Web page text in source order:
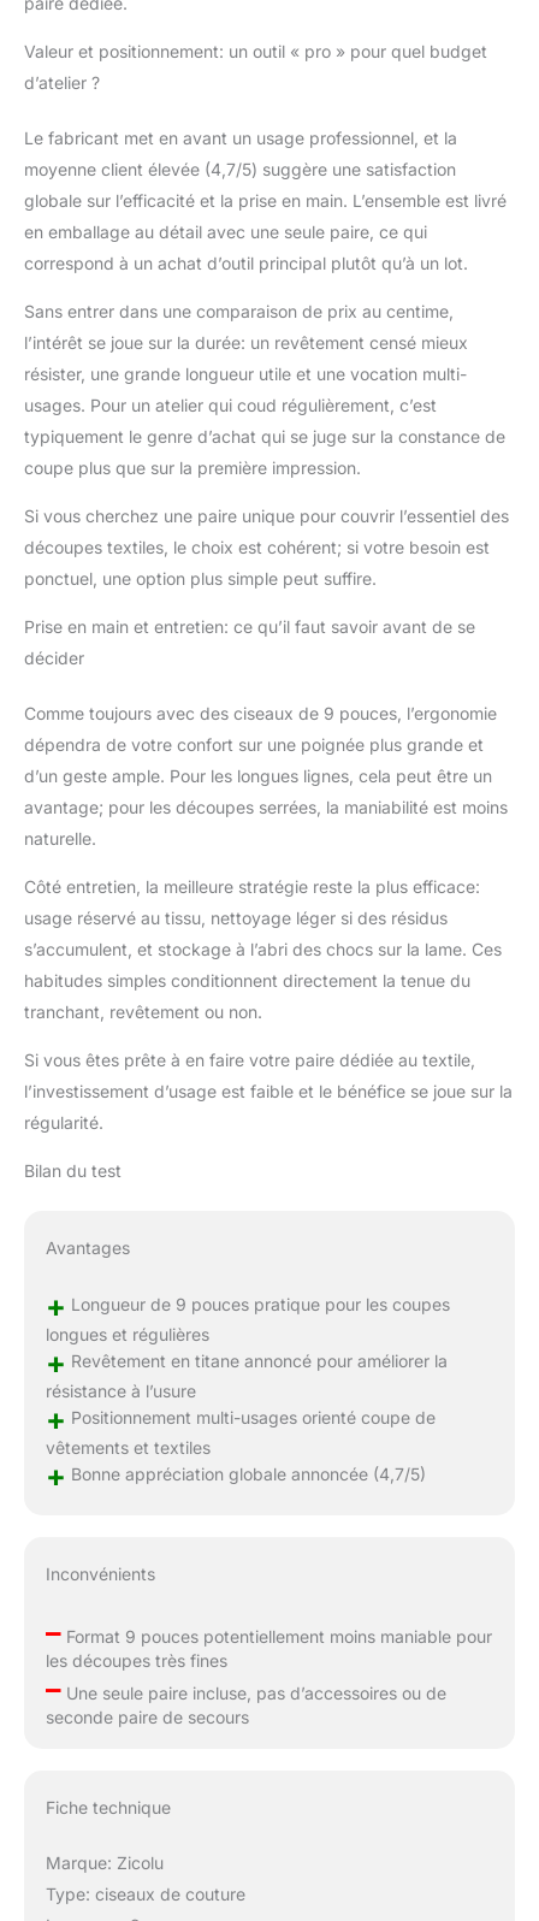
Valeur et positionnement: un outil « pro » pour quel budget
d’atelier ?
Le fabricant met en avant un usage professionnel, et la
moyenne client élevée (4,7/5) suggère une satisfaction
globale sur l’efficacité et la prise en main. L’ensemble est livré
en emballage au détail avec une seule paire, ce qui
correspond à un achat d’outil principal plutôt qu’à un lot.
Sans entrer dans une comparaison de prix au centime,
l’intérêt se joue sur la durée: un revêtement censé mieux
résister, une grande longueur utile et une vocation multi-
usages. Pour un atelier qui coud régulièrement, c’est
typiquement le genre d’achat qui se juge sur la constance de
coupe plus que sur la première impression.
Si vous cherchez une paire unique pour couvrir l’essentiel des
découpes textiles, le choix est cohérent; si votre besoin est
ponctuel, une option plus simple peut suffire.
Prise en main et entretien: ce qu’il faut savoir avant de se
décider
Comme toujours avec des ciseaux de 9 pouces, l’ergonomie
dépendra de votre confort sur une poignée plus grande et
d’un geste ample. Pour les longues lignes, cela peut être un
avantage; pour les découpes serrées, la maniabilité est moins
naturelle.
Côté entretien, la meilleure stratégie reste la plus efficace:
usage réservé au tissu, nettoyage léger si des résidus
s’accumulent, et stockage à l’abri des chocs sur la lame. Ces
habitudes simples conditionnent directement la tenue du
tranchant, revêtement ou non.
Si vous êtes prête à en faire votre paire dédiée au textile,
l’investissement d’usage est faible et le bénéfice se joue sur la
régularité.
Bilan du test
Avantages
+ Longueur de 9 pouces pratique pour les coupes
longues et régulières
+ Revêtement en titane annoncé pour améliorer la
résistance à l’usure
+ Positionnement multi-usages orienté coupe de
vêtements et textiles
+ Bonne appréciation globale annoncée (4,7/5)
Inconvénients
–Format 9 pouces potentiellement moins maniable pour
les découpes très fines
–Une seule paire incluse, pas d’accessoires ou de
seconde paire de secours
Fiche technique
Marque: Zicolu
Type: ciseaux de couture